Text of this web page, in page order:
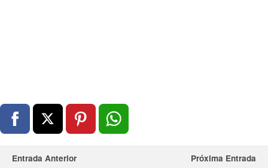
Entrada Anterior Próxima Entrada